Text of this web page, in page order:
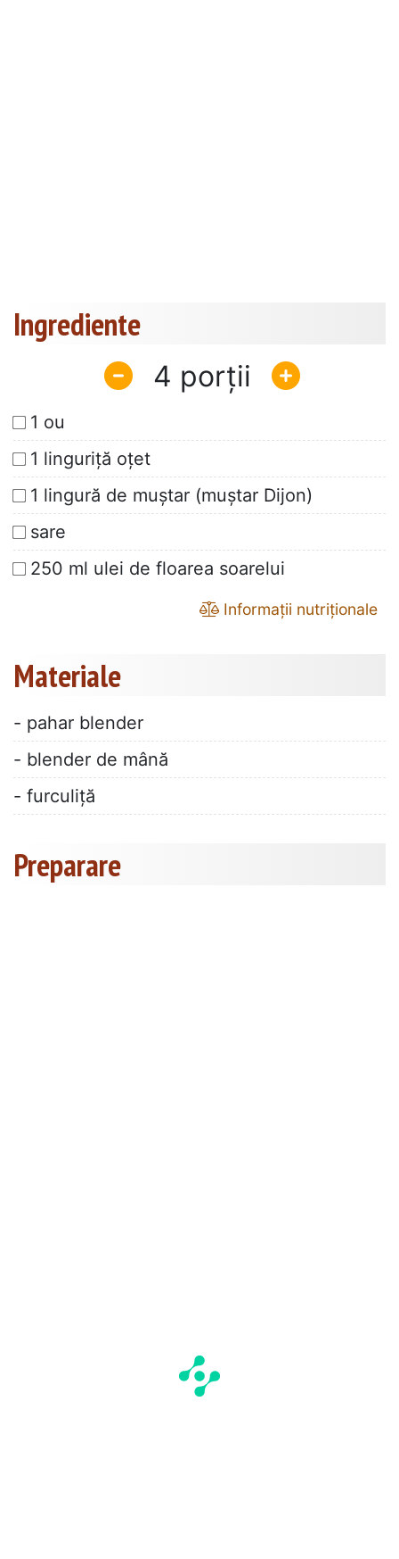
Ingrediente
4
1 ou
1 linguriță oțet
1 lingură de muștar (muștar Dijon)
sare
250 ml ulei de floarea soarelui
Informații nutriționale
Materiale
- pahar blender
- blender de mână
- furculiță
Preparare